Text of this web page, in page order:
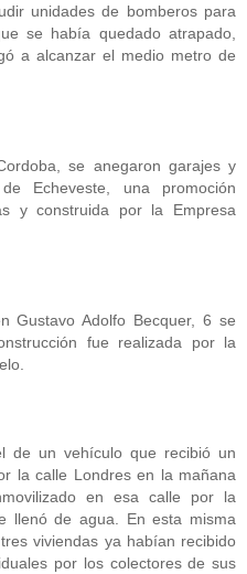
unidades de bomberos para
se había quedado atrapado,
a alcanzar el medio metro de
se anegaron garajes y
Echeveste, una promoción
y construida por la Empresa
Gustavo Adolfo Becquer, 6 se
fue realizada por la
de un vehículo que recibió un
la calle Londres en la mañana
en esa calle por la
llenó de agua. En esta misma
viviendas ya habían recibido
por los colectores de sus